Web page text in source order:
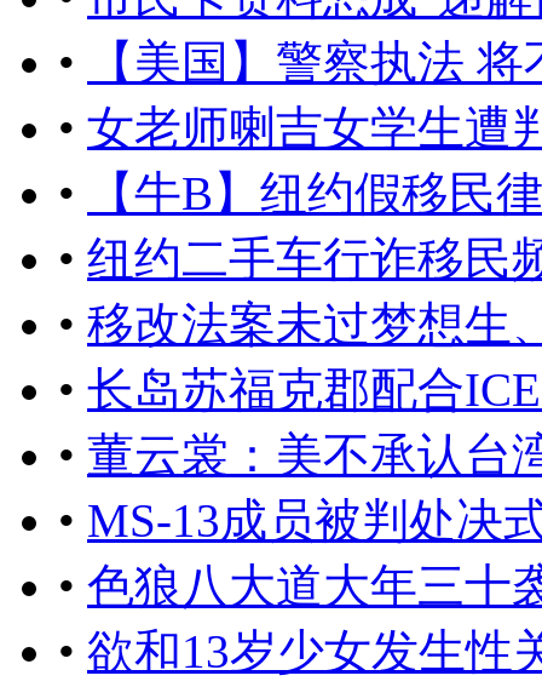
•
【美国】警察执法
• 女老师喇吉女学生遭
•
【牛B】纽约假移民
• 纽约二手车行诈移民
• 移改法案未过梦想生
• 长岛苏福克郡配合
• 董云裳：美不承认台
• MS-13成员被判处决
• 色狼八大道大年三十
• 欲和13岁少女发生性